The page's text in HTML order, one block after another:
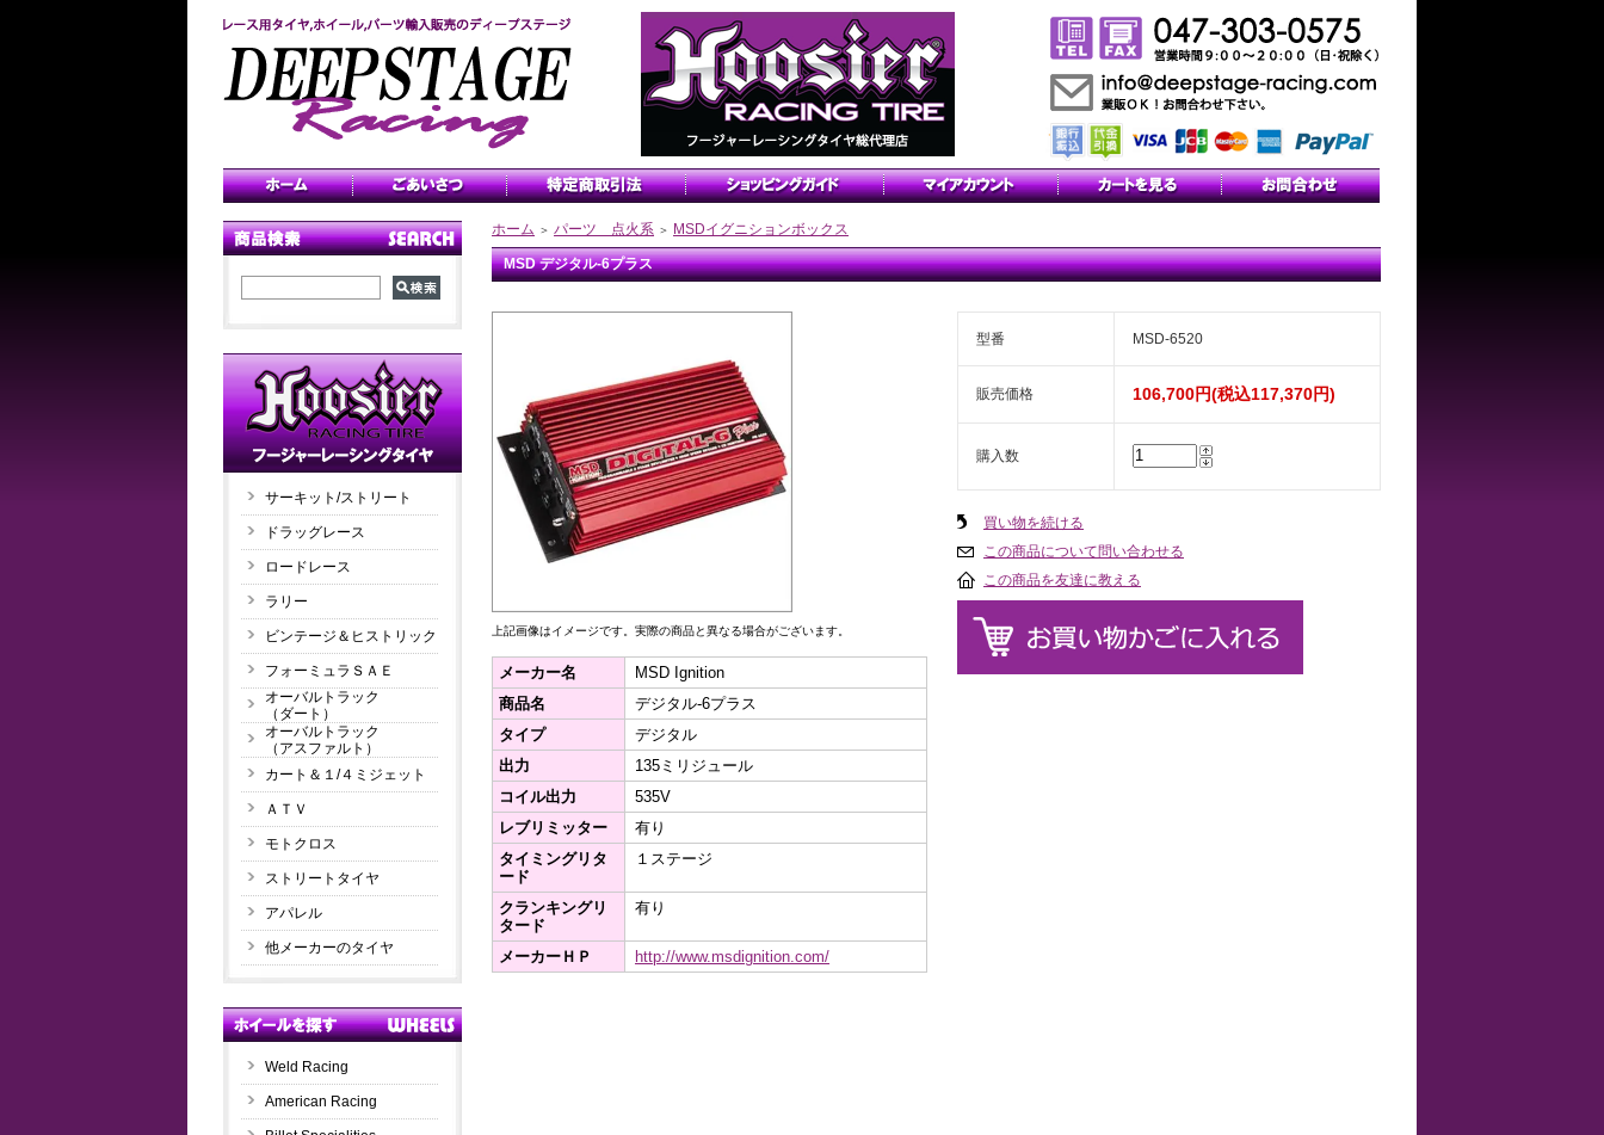
サーキット/ストリート
ドラッグレース
ロードレース
ラリー
ビンテージ＆ヒストリック
フォーミュラＳＡＥ
オーバルトラック
（ダート）
オーバルトラック
（アスファルト）
カート＆１/４ミジェット
ＡＴＶ
モトクロス
ストリートタイヤ
アパレル
他メーカーのタイヤ
Weld Racing
American Racing
ホーム ＞ パーツ 点火系 ＞ MSDイグニションボックス
MSD デジタル-6プラス
上記画像はイメージです。実際の商品と異なる場合がございます。
メーカー名
MSD Ignition
商品名
デジタル-6プラス
タイプ
デジタル
出力
135ミリジュール
コイル出力
535V
レブリミッター
有り
タイミングリタ
ード
１ステージ
クランキングリ
タード
有り
メーカーＨＰ http://www.msdignition.com/
型番 MSD-6520
販売価格 106,700円(税込117,370円)
購入数
買い物を続ける
この商品について問い合わせる
この商品を友達に教える